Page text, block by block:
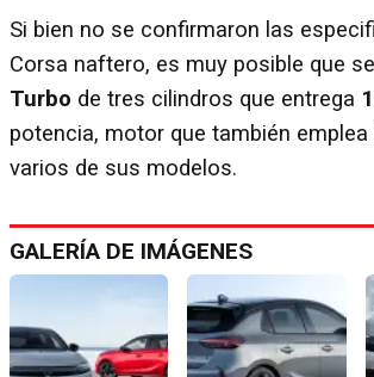
Si bien no se confirmaron las
Corsa naftero, es muy posible que
Turbo de tres cilindros que entrega
potencia, motor que también emplea
varios de sus modelos.
GALERÍA DE IMÁGENES